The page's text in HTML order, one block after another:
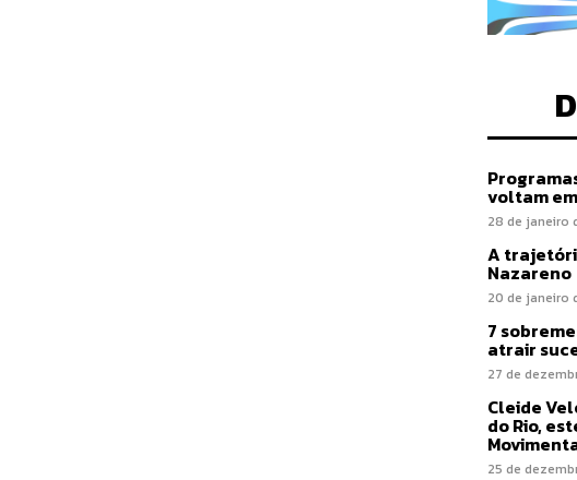
voltam
28 de janeiro
A
Nazareno
20 de janeiro
7
atrair
27 de
Cleide
do Rio,
25 de